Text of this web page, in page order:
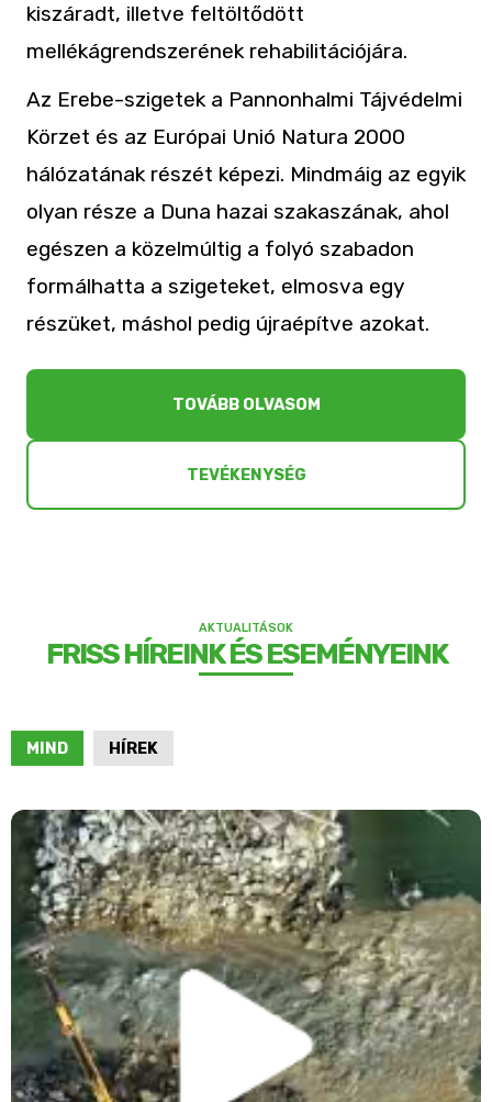
kiszáradt, illetve feltöltődött
mellékágrendszerének rehabilitációjára.
Az Erebe-szigetek a Pannonhalmi Tájvédelmi
Körzet és az Európai Unió Natura 2000
hálózatának részét képezi. Mindmáig az egyik
olyan része a Duna hazai szakaszának, ahol
egészen a közelmúltig a folyó szabadon
formálhatta a szigeteket, elmosva egy
részüket, máshol pedig újraépítve azokat.
TOVÁBB OLVASOM
TEVÉKENYSÉG
AKTUALITÁSOK
FRISS HÍREINK ÉS ESEMÉNYEINK
MIND HÍREK